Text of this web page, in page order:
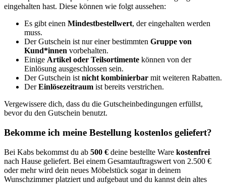
eingehalten hast. Diese können wie folgt aussehen:
Es gibt einen Mindestbestellwert, der eingehalten werden
muss.
Der Gutschein ist nur einer bestimmten Gruppe von
Kund*innen vorbehalten.
Einige Artikel oder Teilsortimente können von der
Einlösung ausgeschlossen sein.
Der Gutschein istnicht kombinierbar mit weiteren Rabatten.
DerEinlösezeitraum ist bereits verstrichen.
Vergewissere dich, dass du die Gutscheinbedingungen erfüllst,
bevor du den Gutschein benutzt.
Bekomme ich meine Bestellung kostenlos geliefert?
Bei Kabs bekommst du ab 500 € deine bestellte Ware kostenfrei
nach Hause geliefert. Bei einem Gesamtauftragswert von 2.500 €
oder mehr wird dein neues Möbelstück sogar in deinem
Wunschzimmer platziert und aufgebaut und du kannst dein altes